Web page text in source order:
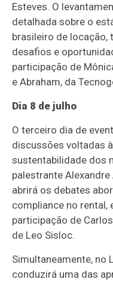
Esteves. O
detalhada sobre o
brasileiro de locação,
desafios e
participação de
e Abraham, da
Dia 8 de julho
O terceiro dia de
discussões voltadas
sustentabilidade dos
palestrante
abrirá os debates
compliance no rental,
participação de
de Leo Sisloc.
Simultaneamente, no
conduzirá uma das